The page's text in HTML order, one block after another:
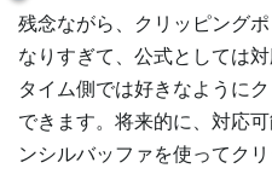
残念ながら、クリッピング
なりすぎて、公式としては
タイム側では好きなように
できます。将来的に、対応
ンシルバッファを使ってク